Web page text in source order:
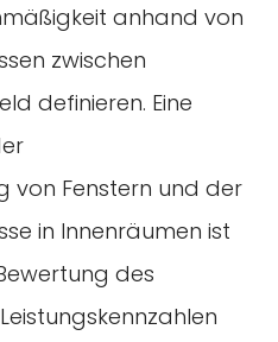
anhand von
zwischen
definieren. Eine
von Fenstern und der
in Innenräumen ist
des